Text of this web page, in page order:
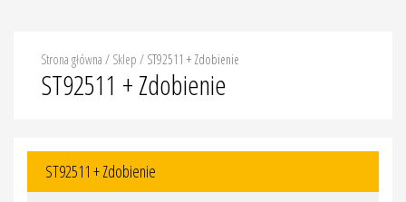
Strona główna / Sklep / ST92511 + Zdobienie
ST92511 + Zdobienie
ST92511 + Zdobienie